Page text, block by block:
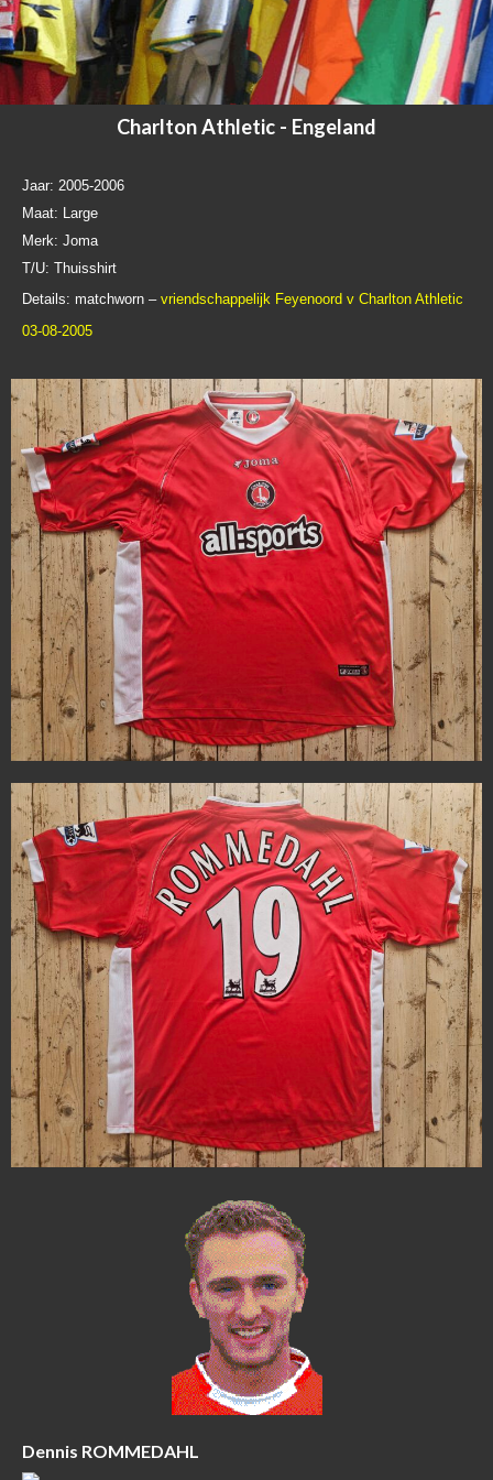
Charlton Athletic - Engeland
Jaar: 2005-2006
Maat: Large
Merk: Joma
T/U: Thuisshirt
Details: matchworn – vriendschappelijk Feyenoord v Charlton Athletic
03-08-2005
Dennis ROMMEDAHL